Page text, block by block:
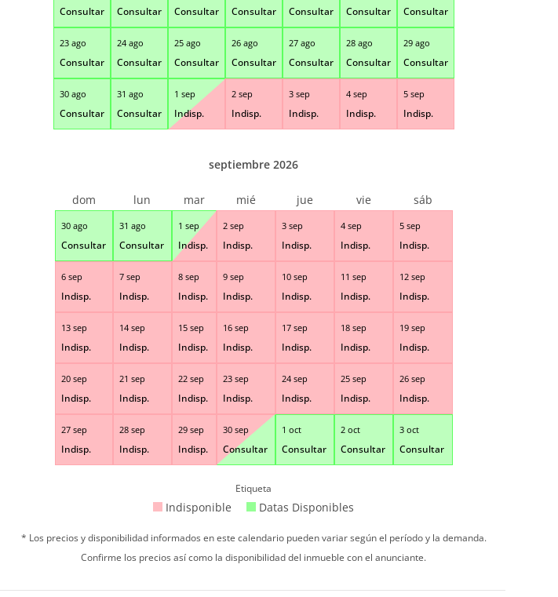
Consultar Consultar Consultar Consultar Consultar Consultar Consultar
23 ago
Consultar
24 ago
Consultar
25 ago
Consultar
26 ago
Consultar
27 ago
Consultar
28 ago
Consultar
29 ago
Consultar
30 ago
Consultar
31 ago
Consultar
1 sep
Indisp.
2 sep
Indisp.
3 sep
Indisp.
4 sep
Indisp.
5 sep
Indisp.
30 ago
Consultar
31 ago
Consultar
1 sep
Indisp.
2 sep
Indisp.
3 sep
Indisp.
4 sep
Indisp.
5 sep
Indisp.
6 sep
Indisp.
7 sep
Indisp.
8 sep
Indisp.
9 sep
Indisp.
10 sep
Indisp.
11 sep
Indisp.
12 sep
Indisp.
13 sep
Indisp.
14 sep
Indisp.
15 sep
Indisp.
16 sep
Indisp.
17 sep
Indisp.
18 sep
Indisp.
19 sep
Indisp.
20 sep
Indisp.
21 sep
Indisp.
22 sep
Indisp.
23 sep
Indisp.
24 sep
Indisp.
25 sep
Indisp.
26 sep
Indisp.
27 sep
Indisp.
28 sep
Indisp.
29 sep
Indisp.
30 sep
Consultar
1 oct
Consultar
2 oct
Consultar
3 oct
Consultar
septiembre 2026
dom lun mar mié jue vie sáb
Etiqueta
Indisponible Datas Disponibles
* Los precios y disponibilidad informados en este calendario pueden variar según el período y la demanda.
Confirme los precios así como la disponibilidad del inmueble con el anunciante.